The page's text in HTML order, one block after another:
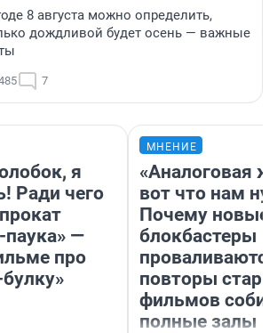
8 августа можно определить,
дождливой будет осень — важные
7
я
Ради чего
паука» —
про
МНЕНИЕ
«Аналоговая
вот что нам
Почему новые
блокбастеры
повторы
фильмов
полные залы